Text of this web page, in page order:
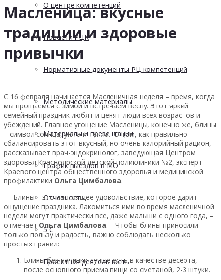
О центре компетенций
Новости РЦК
Нормативные документы РЦ компетенций
Методические материалы
Материалы и презентации
График выездов в МО
Отчетность
5 С
Проектная деятельность
Масленица: вкусные
традиции и здоровые
привычки
С 16 февраля начинается Масленичная неделя – время, когда
мы прощаемся с зимой и встречаем весну. Этот яркий
семейный праздник любят и ценят люди всех возрастов и
убеждений. Главное угощение Масленицы, конечно же, блины
– символ солнца, уюта и тепла. О том, как правильно
сбалансировать этот вкусный, но очень калорийный рацион,
рассказывает врач-эндокринолог, заведующая Центром
здоровья Красноярской детской поликлиники №2, эксперт
Краевого центра общественного здоровья и медицинской
профилактики Ольга Цимбалова.
— Блины – это настоящее удовольствие, которое дарит
ощущение праздника. Лакомиться ими во время масленичной
недели могут практически все, даже малыши с одного года, –
отмечает Ольга Цимбалова. – Чтобы блины приносили
только пользу и радость, важно соблюдать несколько
простых правил:
Блины без начинки лучше есть в качестве десерта,
после основного приема пищи со сметаной, 2-3 штуки.